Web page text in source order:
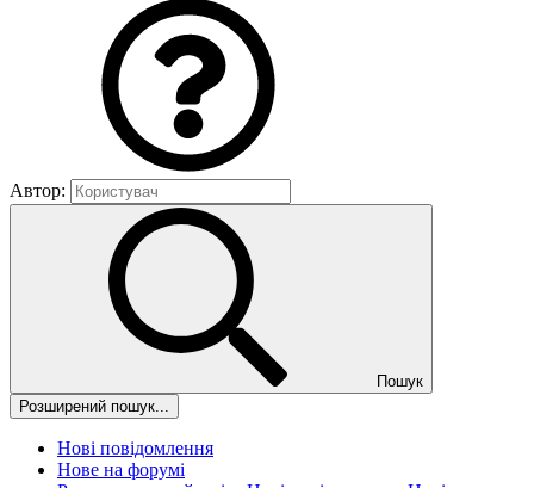
Автор:
Пошук
Розширений пошук...
Нові повідомлення
Нове на форумі